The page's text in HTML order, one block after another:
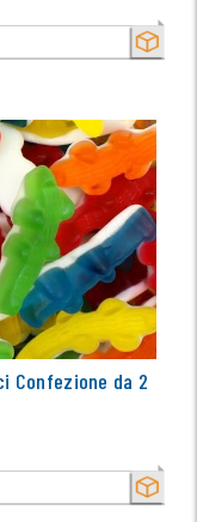
SECCO
SECCO
Confezione da 2